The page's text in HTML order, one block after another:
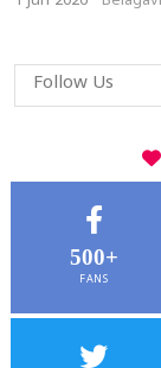
Follow Us
500+
FANS